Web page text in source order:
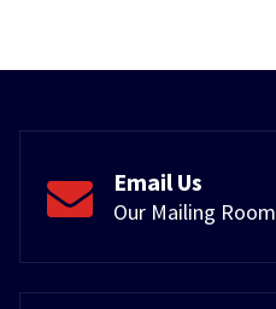
Email Us
Our Mailing Room